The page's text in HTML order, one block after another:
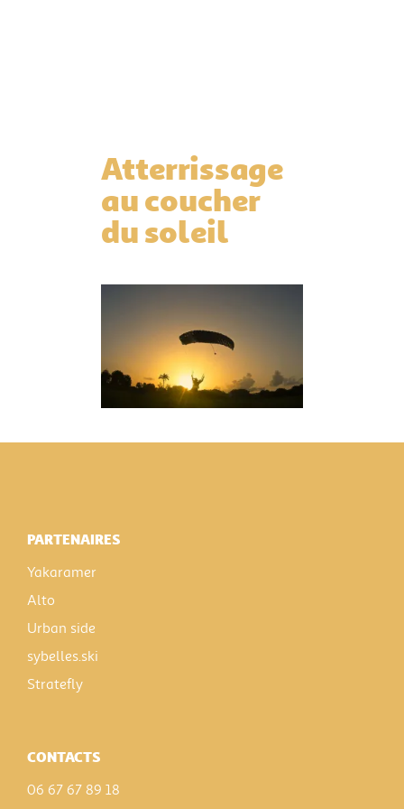
Atterrissage
au coucher
du soleil
PARTENAIRES
Yakaramer
Alto
Urban side
sybelles.ski
Stratefly
CONTACTS
06 67 67 89 18